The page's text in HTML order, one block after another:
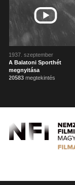
1937. szeptember
A Balatoni Sporthét
megnyitása
20583 megtekintés